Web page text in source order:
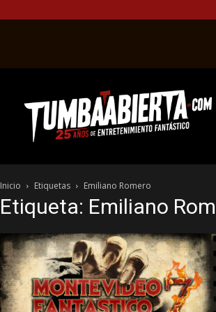
web
del
entretenimiento
el
género
fantástico.
Inicio Etiquetas Emiliano Romero
Etiqueta: Emiliano